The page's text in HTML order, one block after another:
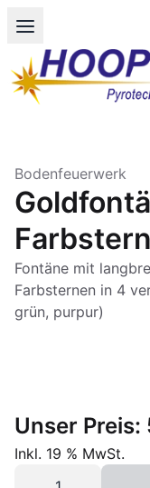
Open main menu
Bodenfeuerwerk
Fontäne mit
Farbsternen in 4
Unser Preis:
Inkl. 19 % MwSt.